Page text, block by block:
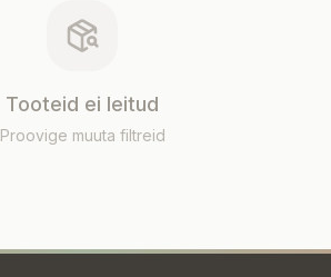
Tooteid ei leitud
Proovige muuta filtreid